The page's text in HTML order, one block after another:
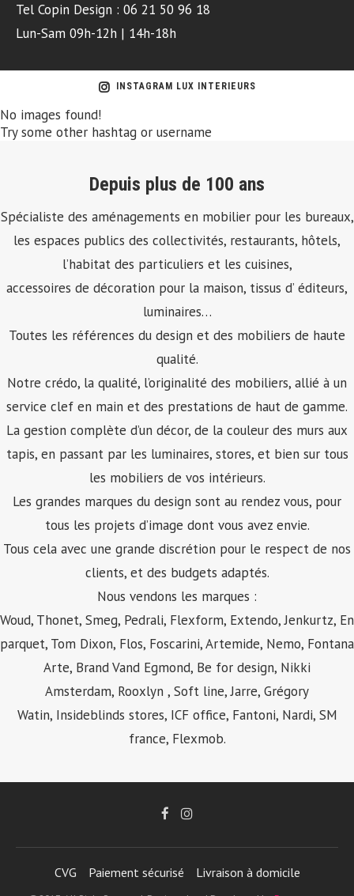
Tel Copin Design : 06 21 50 96 18
Lun-Sam 09h-12h | 14h-18h
INSTAGRAM LUX INTERIEURS
No images found!
Try some other hashtag or username
Depuis plus de 100 ans
Spécialiste des aménagements en mobilier pour les bureaux,
les espaces publics des collectivités, restaurants, hôtels,
l’habitat des particuliers et les cuisines,
accessoires de décoration pour la maison, tissus d’ éditeurs,
luminaires…
Toutes les références du design et des mobiliers de haute
qualité.
Notre crédo, la qualité, l’originalité des mobiliers, allié à un
service clef en main et des prestations de haut de gamme.
La gestion complète d’un décor, de la couleur des murs aux
tapis, en passant par les luminaires, stores, et bien sur tous
les mobiliers de vos intérieurs.
Les grandes marques du design sont au rendez vous, pour
tous les projets d’image dont vous avez envie.
Tous cela avec une grande discrétion pour le respect de nos
clients, et des budgets adaptés.
Nous vendons les marques :
Woud, Thonet, Smeg, Pedrali, Flexform, Extendo, Jenkurtz,
parquet, Tom Dixon, Flos, Foscarini, Artemide, Nemo, Fontana
Arte, Brand Vand Egmond, Be for design, Nikki
Amsterdam, Rooxlyn , Soft line, Jarre, Grégory
Watin, Insideblinds stores, ICF office, Fantoni, Nardi, SM
france, Flexmob.
CVG Paiement sécurisé Livraison à domicile